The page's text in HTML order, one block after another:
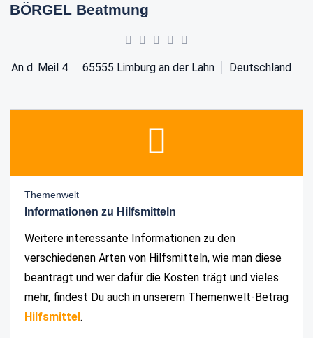
BÖRGEL Beatmung
An d. Meil 4 65555 Limburg an der Lahn Deutschland
Themenwelt
Informationen zu Hilfsmitteln
Weitere interessante Informationen zu den
verschiedenen Arten von Hilfsmitteln, wie man diese
beantragt und wer dafür die Kosten trägt und vieles
mehr, findest Du auch in unserem Themenwelt-Betrag
Hilfsmittel.